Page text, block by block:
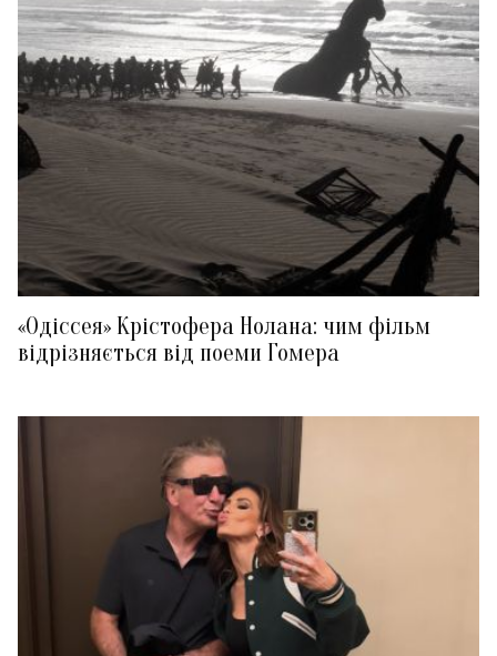
«Одіссея» Крістофера Нолана: чим фільм
відрізняється від поеми Гомера